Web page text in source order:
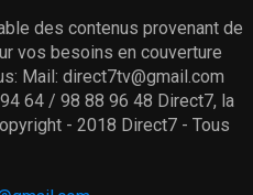
des contenus provenant de
vos besoins en couverture
Mail: direct7tv@gmail.com
64 / 98 88 96 48 Direct7, la
- 2018 Direct7 - Tous